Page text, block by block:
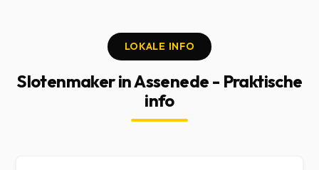
LOKALE INFO
Slotenmaker in Assenede - Praktische
info